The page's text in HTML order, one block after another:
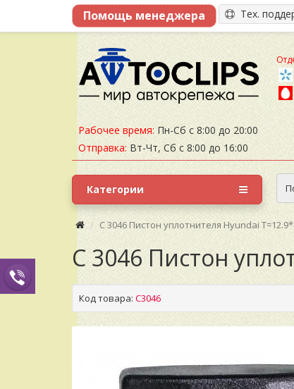
Тех.
Рабочее время: Пн-Сб с 8:00 до 20:00
Отправка: Вт-Чт, Сб с 8:00 до 16:00
Категории
C 3046 Пистон уплотнителя Hyundai
C 3046 Пистон
Код товара: C3046